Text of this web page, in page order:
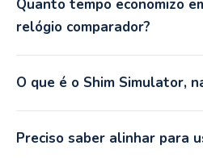
Quanto tempo economizo
relógio comparador?
O que é o Shim Simulator,
Preciso saber alinhar para